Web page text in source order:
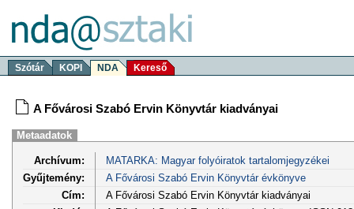
Szótár KOPI NDA Kereső
A Fővárosi Szabó Ervin Könyvtár kiadványai
Metaadatok
Archívum:
MATARKA: Magyar folyóiratok tartalomjegyzékei
Gyűjtemény:
A Fővárosi Szabó Ervin Könyvtár évkönyve
Cím:
A Fővárosi Szabó Ervin Könyvtár kiadványai